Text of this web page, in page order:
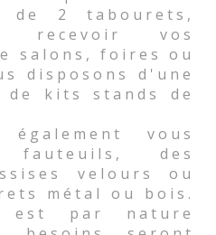
2 tabourets,
recevoir vos
salons, foires ou
disposons d'une
de kits stands de
vous
des
velours ou
métal ou bois.
est par nature